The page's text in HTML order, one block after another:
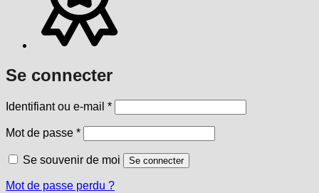
Se connecter
Identifiant ou e-mail *Obligatoire
Mot de passe *Obligatoire
Se souvenir de moi Se connecter
Mot de passe perdu ?